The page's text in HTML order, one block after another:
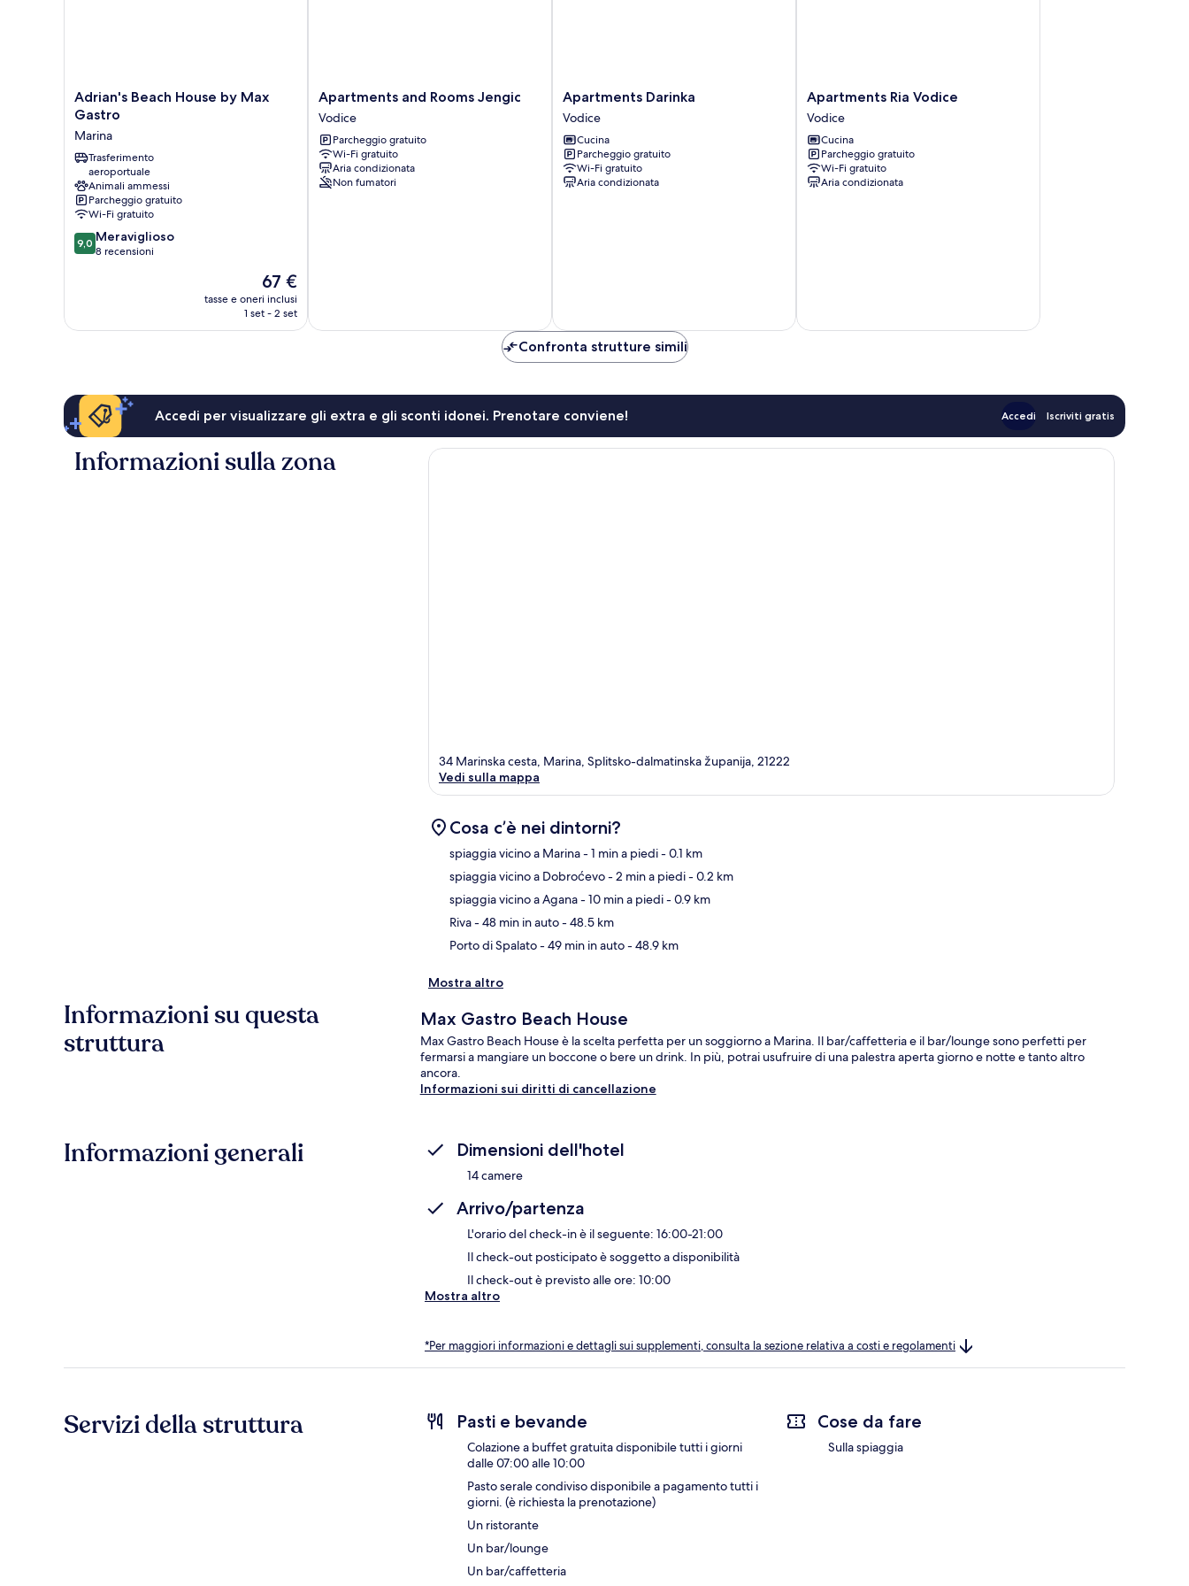
Adrian's
Beach
by
Max
Gastro
Marina
Adrian's Beach House by Max
Gastro
Marina
Trasferimento
aeroportuale
Animali ammessi
Parcheggio gratuito
Wi-Fi gratuito
9.0
su
9,0 Meraviglioso
8 recensioni
Il
prezzo
attuale
67 €
tasse e oneri inclusi
1 set - 2 set
Apartments
and
Rooms
Jengic
Vodice
Apartments and Rooms Jengic
Vodice
Parcheggio gratuito
Wi-Fi gratuito
Aria condizionata
Non fumatori
Apartments
Darinka
Vodice
Apartments Darinka
Vodice
Cucina
Parcheggio gratuito
Wi-Fi gratuito
Aria condizionata
Apartments
Ria
Vodice
Vodice
Apartments Ria Vodice
Vodice
Cucina
Parcheggio gratuito
Wi-Fi gratuito
Aria condizionata
Confronta strutture simili
Accedi per visualizzare gli extra e gli sconti idonei. Prenotare conviene! Accedi Iscriviti gratis
Informazioni sulla zona
34 Marinska cesta, Marina, Splitsko-dalmatinska županija, 21222
Vedi sulla mappa
Cosa c’è nei dintorni?
spiaggia vicino a Marina- 1 min a piedi- 0.1 km
spiaggia vicino a Dobroćevo- 2 min a piedi- 0.2 km
spiaggia vicino a Agana- 10 min a piedi- 0.9 km
Riva- 48 min in auto- 48.5 km
Porto di Spalato- 49 min in auto- 48.9 km
Mostra altro
Informazioni su questa
struttura
Max Gastro Beach House
Max Gastro Beach House è la scelta perfetta per un soggiorno a Marina. Il bar/caffetteria e il bar/lounge sono perfetti per
fermarsi a mangiare un boccone o bere un drink. In più, potrai usufruire di una palestra aperta giorno e notte e tanto altro
ancora.
Informazioni sui diritti di cancellazione
Informazioni generali Dimensioni dell'hotel
14 camere
Arrivo/partenza
L'orario del check-in è il seguente: 16:00-21:00
Il check-out posticipato è soggetto a disponibilità
Il check-out è previsto alle ore: 10:00
Mostra altro
*Per maggiori informazioni e dettagli sui supplementi, consulta la sezione relativa a costi e regolamenti
Servizi della struttura Pasti e bevande
Colazione a buffet gratuita disponibile tutti i giorni
dalle 07:00 alle 10:00
Pasto serale condiviso disponibile a pagamento tutti i
giorni. (è richiesta la prenotazione)
Un ristorante
Un bar/lounge
Un bar/caffetteria
Cose da fare
Sulla spiaggia